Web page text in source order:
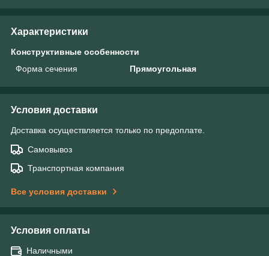
Характеристики
Конструктивные особенности
Форма сечения
Прямоугольная
Условия доставки
Доставка осуществляется только по предоплате.
Самовывоз
Транспортная компания
Все условия доставки
Условия оплаты
Наличными